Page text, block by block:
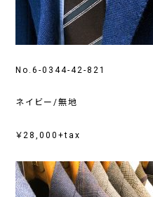
No.6-0344-42-821
ネイビー/無地
￥28,000+tax